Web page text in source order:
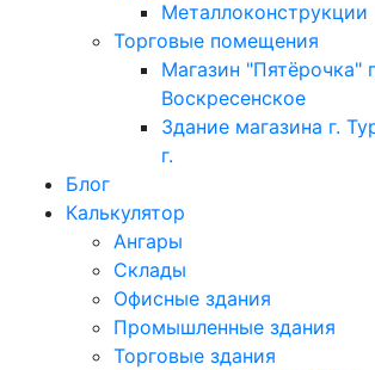
Металлоконструкции
Торговые помещения
Магазин "Пятёрочка"
Воскресенское
Здание магазина г.
г.
Блог
Калькулятор
Ангары
Склады
Офисные здания
Промышленные здания
Торговые здания